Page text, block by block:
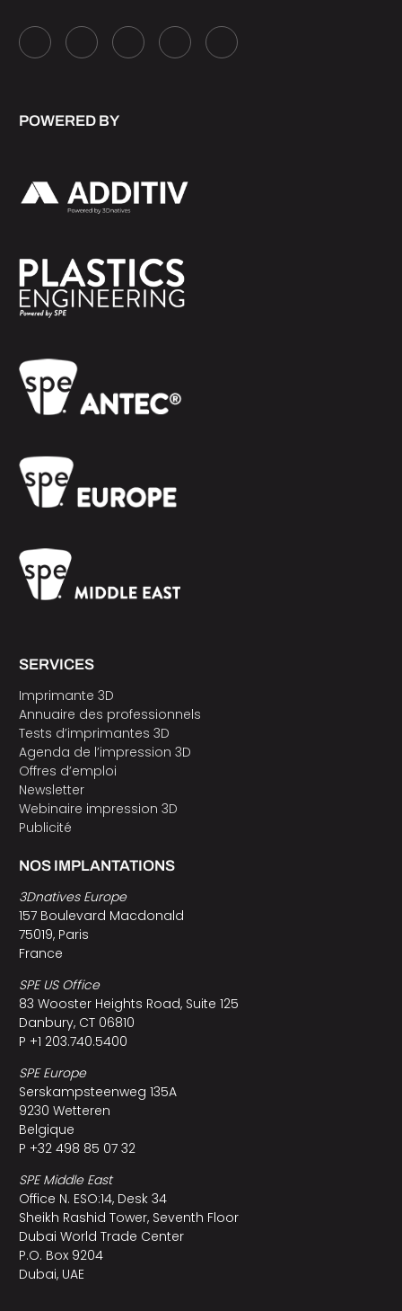
POWERED BY
SERVICES
Imprimante 3D
Annuaire des professionnels
Tests d’imprimantes 3D
Agenda de l’impression 3D
Offres d’emploi
Newsletter
Webinaire impression 3D
Publicité
NOS IMPLANTATIONS
3Dnatives Europe
157 Boulevard Macdonald
75019, Paris
France
SPE US Office
83 Wooster Heights Road, Suite 125
Danbury, CT 06810
P +1 203.740.5400
SPE Europe
Serskampsteenweg 135A
9230 Wetteren
Belgique
P +32 498 85 07 32
SPE Middle East
Office N. ESO:14, Desk 34
Sheikh Rashid Tower, Seventh Floor
Dubai World Trade Center
P.O. Box 9204
Dubai, UAE